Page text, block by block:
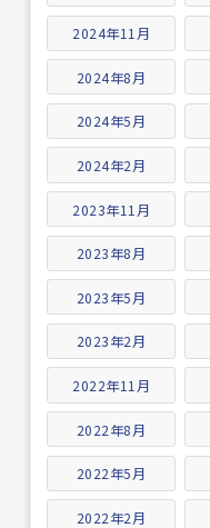
2024年11月
2024年8月
2024年5月
2024年2月
2023年11月
2023年8月
2023年5月
2023年2月
2022年11月
2022年8月
2022年5月
2022年2月